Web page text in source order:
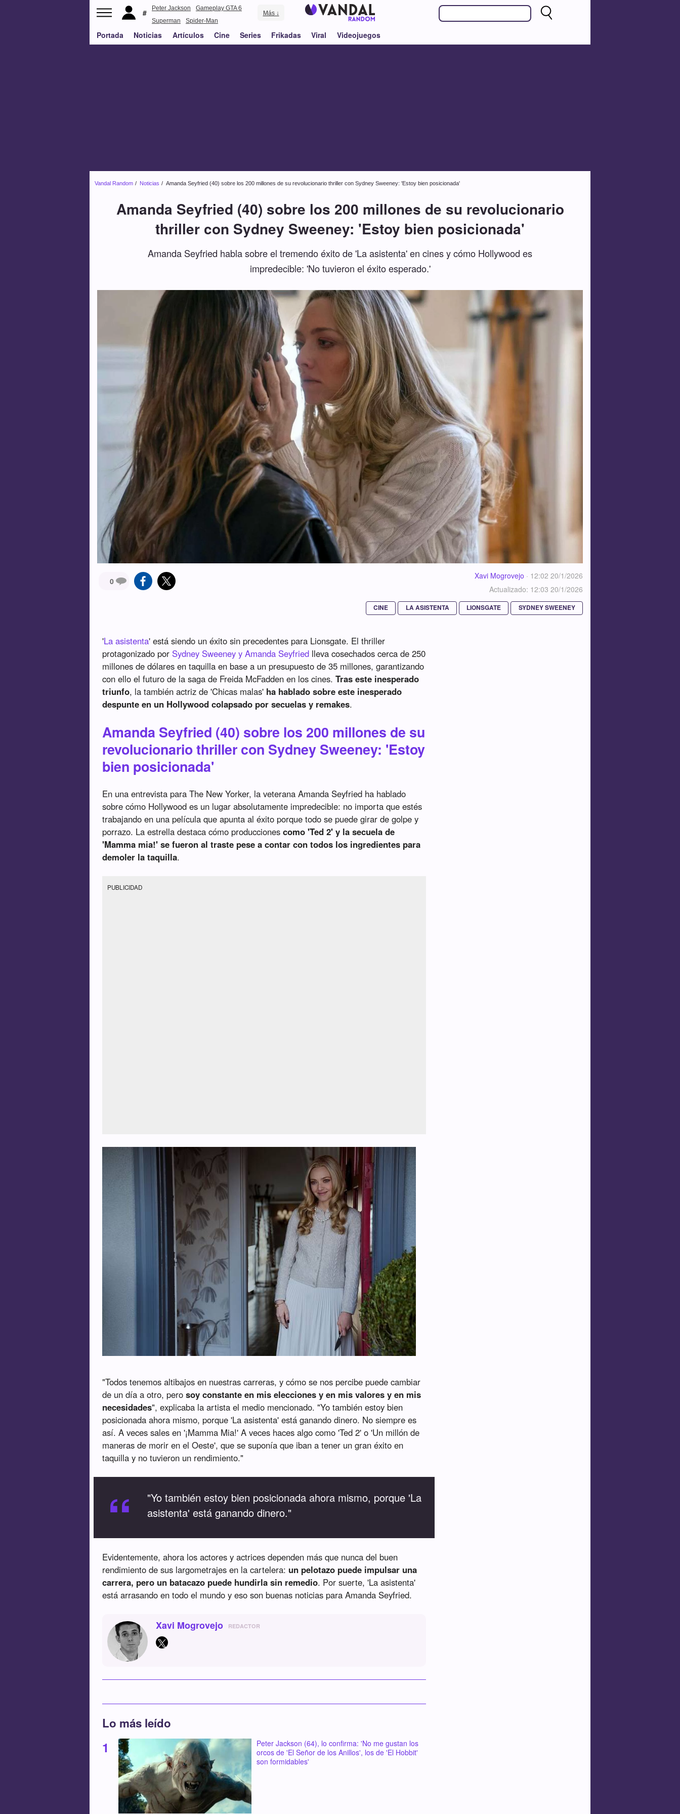
Peter Jackson
Gameplay GTA 6
Superman
Spider-Man
Más ↓
Portada Noticias Artículos Cine Series Frikadas Viral Videojuegos
Vandal Random Noticias Amanda Seyfried (40) sobre los 200 millones de su revolucionario thriller con Sydney Sweeney: 'Estoy bien posicionada'
Amanda Seyfried (40) sobre los 200 millones de su revolucionario
thriller con Sydney Sweeney: 'Estoy bien posicionada'
Amanda Seyfried habla sobre el tremendo éxito de 'La asistenta' en cines y cómo Hollywood es
impredecible: 'No tuvieron el éxito esperado.'
0
Xavi Mogrovejo · 12:02 20/1/2026
Actualizado: 12:03 20/1/2026
CINE LA ASISTENTA LIONSGATE SYDNEY SWEENEY
'La asistenta' está siendo un éxito sin precedentes para Lionsgate. El thriller
protagonizado por Sydney Sweeney y Amanda Seyfried lleva cosechados cerca de 250
millones de dólares en taquilla en base a un presupuesto de 35 millones, garantizando
con ello el futuro de la saga de Freida McFadden en los cines.Tras este inesperado
triunfo, la también actriz de 'Chicas malas' ha hablado sobre este inesperado
despunte en un Hollywood colapsado por secuelas y remakes.
Amanda Seyfried (40) sobre los 200 millones de su
revolucionario thriller con Sydney Sweeney: 'Estoy
bien posicionada'
En una entrevista para The New Yorker, la veterana Amanda Seyfried ha hablado
sobre cómo Hollywood es un lugar absolutamente impredecible: no importa que estés
trabajando en una película que apunta al éxito porque todo se puede girar de golpe y
porrazo. La estrella destaca cómo produccionescomo 'Ted 2' y la secuela de
'Mamma mia!' se fueron al traste pese a contar con todos los ingredientes para
demoler la taquilla.
PUBLICIDAD
"Todos tenemos altibajos en nuestras carreras, y cómo se nos percibe puede cambiar
de un día a otro, perosoy constante en mis elecciones y en mis valores y en mis
necesidades", explicaba la artista el medio mencionado. "Yo también estoy bien
posicionada ahora mismo, porque 'La asistenta' está ganando dinero. No siempre es
así. A veces sales en '¡Mamma Mia!' A veces haces algo como 'Ted 2' o 'Un millón de
maneras de morir en el Oeste', que se suponía que iban a tener un gran éxito en
taquilla y no tuvieron un rendimiento."
“
"Yo también estoy bien posicionada ahora mismo, porque 'La
asistenta' está ganando dinero."
Evidentemente, ahora los actores y actrices dependen más que nunca del buen
rendimiento de sus largometrajes en la cartelera: un pelotazo puede impulsar una
carrera, pero un batacazo puede hundirla sin remedio. Por suerte, 'La asistenta'
está arrasando en todo el mundo y eso son buenas noticias para Amanda Seyfried.
Xavi Mogrovejo REDACTOR
Lo más leído
Peter Jackson (64), lo confirma: 'No me gustan los
orcos de 'El Señor de los Anillos', los de 'El Hobbit'
son formidables'